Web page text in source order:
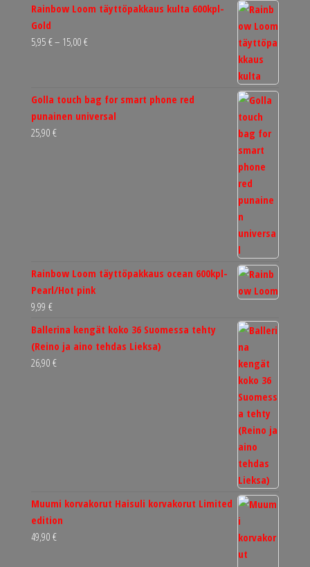
Rainbow Loom täyttöpakkaus kulta 600kpl-
Gold
5,95 €– 15,00 €Hintaluokka:
Golla touch bag for smart phone red
punainen universal
25,90 €
Rainbow Loom täyttöpakkaus ocean 600kpl-
Pearl/Hot pink
9,99 €
Ballerina kengät koko 36 Suomessa tehty
(Reino ja aino tehdas Lieksa)
26,90 €
Muumi korvakorut Haisuli korvakorut Limited
edition
49,90 €